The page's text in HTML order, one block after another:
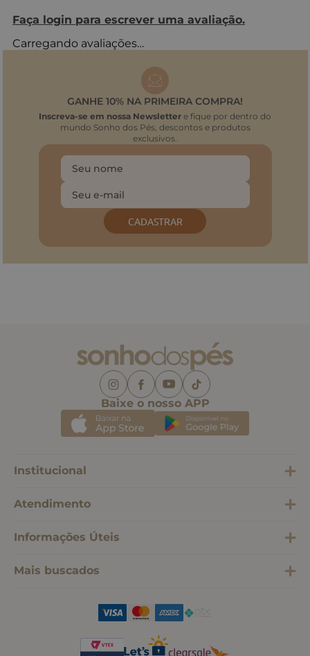
Faça login para escrever uma avaliação.
Carregando avaliações…
GANHE 10% NA PRIMEIRA COMPRA!
Inscreva-se em nossa Newsletter e fique por dentro do
mundo Sonho dos Pés, descontos e produtos
exclusivos.
CADASTRAR
Baixe o nosso APP
Institucional
Atendimento
Informações Úteis
Mais buscados